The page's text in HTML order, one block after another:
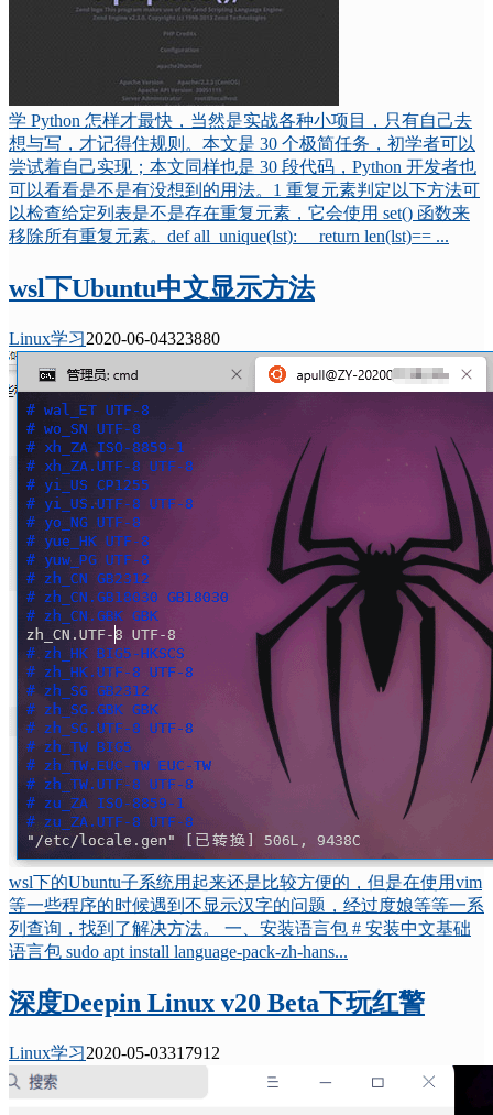
学 Python 怎样才最快，当然是实战各种小项目，只有自己去
想与写，才记得住规则。本文是 30 个极简任务，初学者可以
尝试着自己实现；本文同样也是 30 段代码，Python 开发者也
可以看看是不是有没想到的用法。1 重复元素判定以下方法可
以检查给定列表是不是存在重复元素，它会使用 set() 函数来
移除所有重复元素。def all_unique(lst): return len(lst)== ...
wsl下Ubuntu中文显示方法
Linux学习2020-06-04323880
wsl下的Ubuntu子系统用起来还是比较方便的，但是在使用vim
等一些程序的时候遇到不显示汉字的问题，经过度娘等等一系
列查询，找到了解决方法。 一、安装语言包 # 安装中文基础
语言包 sudo apt install language-pack-zh-hans...
深度Deepin Linux v20 Beta下玩红警
Linux学习2020-05-0331791 2